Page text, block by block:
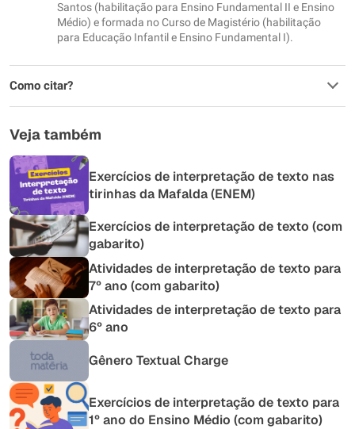
Santos (habilitação para Ensino Fundamental II e Ensino
Médio) e formada no Curso de Magistério (habilitação
para Educação Infantil e Ensino Fundamental I).
Como citar?
Veja também
Exercícios de interpretação de texto nas
tirinhas da Mafalda (ENEM)
Exercícios de interpretação de texto (com
gabarito)
Atividades de interpretação de texto para
7º ano (com gabarito)
Atividades de interpretação de texto para
6º ano
Gênero Textual Charge
Exercícios de interpretação de texto para
1º ano do Ensino Médio (com gabarito)